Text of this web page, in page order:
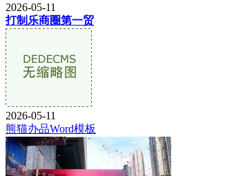
2026-05-11
打制乐商圈第一贸
2026-05-11
熊猫办品Word模板